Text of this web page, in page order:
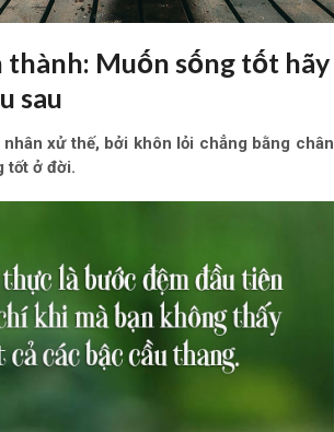
thành: Muốn sống tốt hãy
sau
xử thế, bởi khôn lỏi chẳng bằng chân
tốt ở đời.